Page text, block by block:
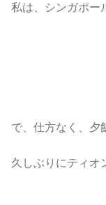
私は、シンガポー
で、仕方なく、夕
久しぶりにティオ